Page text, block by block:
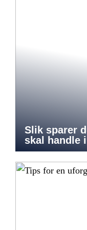
Slik sparer
skal handle